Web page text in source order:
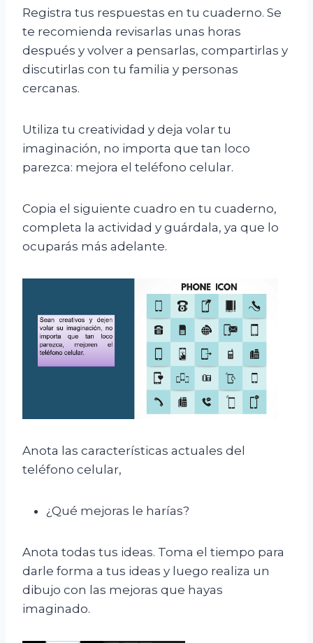
Registra tus respuestas en tu cuaderno. Se
te recomienda revisarlas unas horas
después y volver a pensarlas, compartirlas y
discutirlas con tu familia y personas
cercanas.
Utiliza tu creatividad y deja volar tu
imaginación, no importa que tan loco
parezca: mejora el teléfono celular.
Copia el siguiente cuadro en tu cuaderno,
completa la actividad y guárdala, ya que lo
ocuparás más adelante.
Anota las características actuales del
teléfono celular,
¿Qué mejoras le harías?
Anota todas tus ideas. Toma el tiempo para
darle forma a tus ideas y luego realiza un
dibujo con las mejoras que hayas
imaginado.